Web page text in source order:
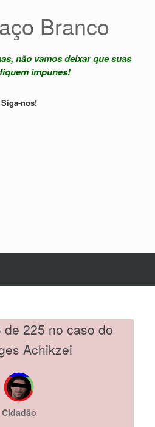
Branco
não vamos deixar que suas
impunes!
Siga-nos!
225 no caso do
Achikzei
Cidadão